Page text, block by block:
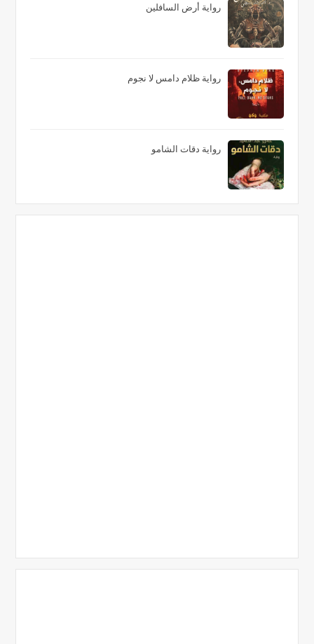
رواية أرض السافلين
رواية ظلام دامس لا نجوم
رواية دقات الشامو